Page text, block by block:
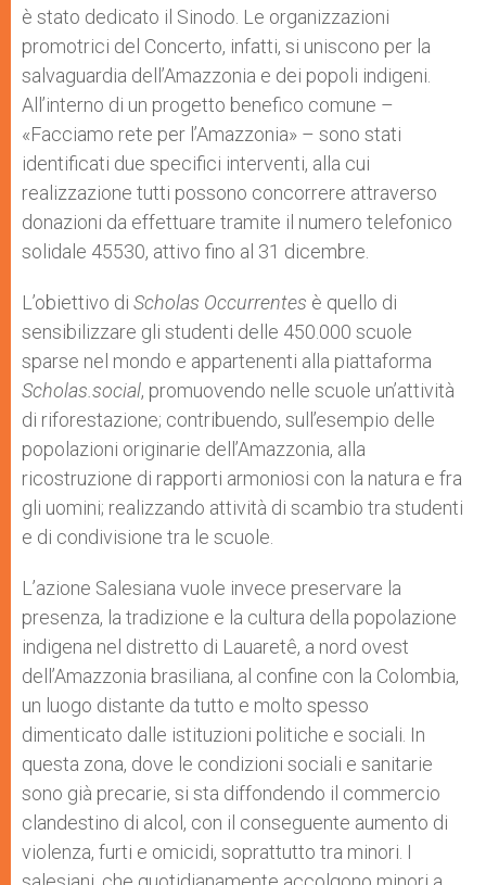
è stato dedicato il Sinodo. Le organizzazioni
promotrici del Concerto, infatti, si uniscono per la
salvaguardia dell’Amazzonia e dei popoli indigeni.
All’interno di un progetto benefico comune –
«Facciamo rete per l’Amazzonia» – sono stati
identificati due specifici interventi, alla cui
realizzazione tutti possono concorrere attraverso
donazioni da effettuare tramite il numero telefonico
solidale 45530, attivo fino al 31 dicembre.
L’obiettivo di Scholas Occurrentes è quello di
sensibilizzare gli studenti delle 450.000 scuole
sparse nel mondo e appartenenti alla piattaforma
Scholas.social, promuovendo nelle scuole un’attività
di riforestazione; contribuendo, sull’esempio delle
popolazioni originarie dell’Amazzonia, alla
ricostruzione di rapporti armoniosi con la natura e fra
gli uomini; realizzando attività di scambio tra studenti
e di condivisione tra le scuole.
L’azione Salesiana vuole invece preservare la
presenza, la tradizione e la cultura della popolazione
indigena nel distretto di Lauaretê, a nord ovest
dell’Amazzonia brasiliana, al confine con la Colombia,
un luogo distante da tutto e molto spesso
dimenticato dalle istituzioni politiche e sociali. In
questa zona, dove le condizioni sociali e sanitarie
sono già precarie, si sta diffondendo il commercio
clandestino di alcol, con il conseguente aumento di
violenza, furti e omicidi, soprattutto tra minori. I